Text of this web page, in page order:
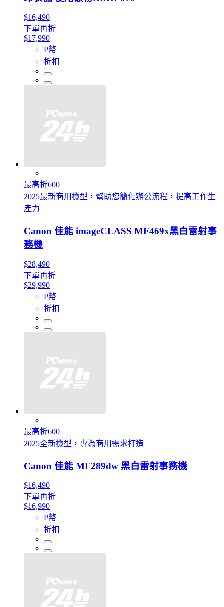
$16,490
下單再折
$17,990
P幣
折扣
最高折600
2025最新商用機型，幫助您簡化辦公流程，提高工作生
產力
Canon 佳能 imageCLASS MF469x黑白雷射事
務機
$28,490
下單再折
$29,990
P幣
折扣
最高折600
2025全新機型，專為商用需求打造
Canon 佳能 MF289dw 黑白雷射事務機
$16,490
下單再折
$16,990
P幣
折扣